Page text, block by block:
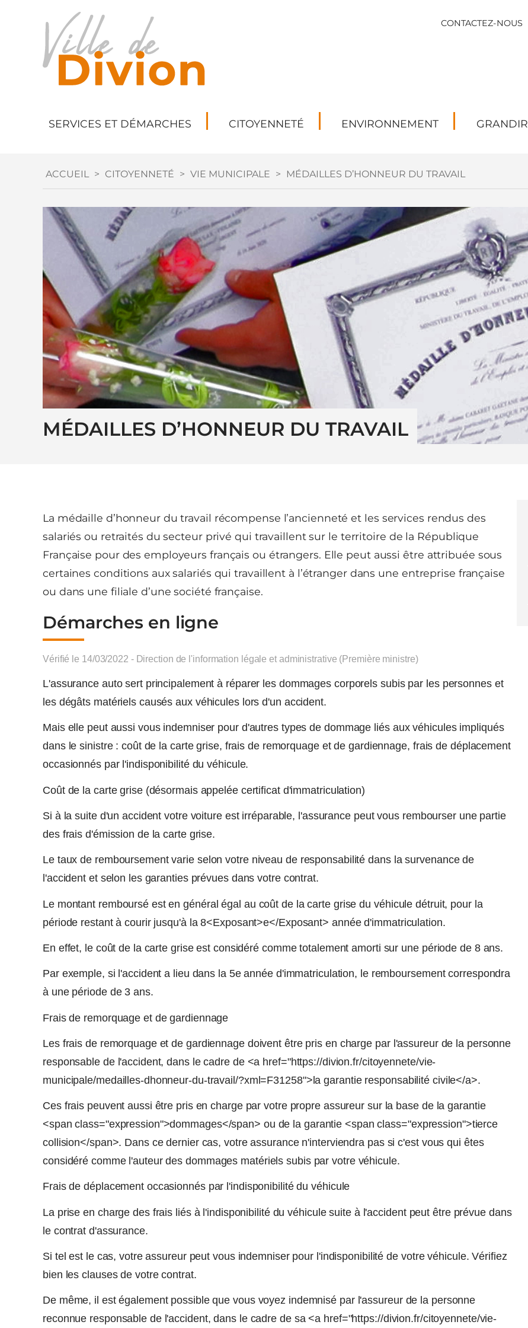
CONTACTEZ-NOUS
SERVICES ET DÉMARCHES CITOYENNETÉ ENVIRONNEMENT GRANDIR
ACCUEIL > CITOYENNETÉ > VIE MUNICIPALE > MÉDAILLES D’HONNEUR DU TRAVAIL
MÉDAILLES D’HONNEUR DU TRAVAIL
La médaille d’honneur du travail récompense l’ancienneté et les services rendus des
salariés ou retraités du secteur privé qui travaillent sur le territoire de la République
Française pour des employeurs français ou étrangers. Elle peut aussi être attribuée sous
certaines conditions aux salariés qui travaillent à l’étranger dans une entreprise française
ou dans une filiale d’une société française.
Démarches en ligne
Vérifié le 14/03/2022 - Direction de l'information légale et administrative (Première ministre)
L'assurance auto sert principalement à réparer les dommages corporels subis par les personnes et
les dégâts matériels causés aux véhicules lors d'un accident.
Mais elle peut aussi vous indemniser pour d'autres types de dommage liés aux véhicules impliqués
dans le sinistre : coût de la carte grise, frais de remorquage et de gardiennage, frais de déplacement
occasionnés par l'indisponibilité du véhicule.
Coût de la carte grise (désormais appelée certificat d'immatriculation)
Si à la suite d'un accident votre voiture est irréparable, l'assurance peut vous rembourser une partie
des frais d'émission de la carte grise.
Le taux de remboursement varie selon votre niveau de responsabilité dans la survenance de
l'accident et selon les garanties prévues dans votre contrat.
Le montant remboursé est en général égal au coût de la carte grise du véhicule détruit, pour la
période restant à courir jusqu'à la 8<Exposant>e</Exposant> année d'immatriculation.
En effet, le coût de la carte grise est considéré comme totalement amorti sur une période de 8 ans.
Par exemple, si l'accident a lieu dans la 5e année d'immatriculation, le remboursement correspondra
à une période de 3 ans.
Frais de remorquage et de gardiennage
Les frais de remorquage et de gardiennage doivent être pris en charge par l'assureur de la personne
responsable de l'accident, dans le cadre de <a href="https://divion.fr/citoyennete/vie-
municipale/medailles-dhonneur-du-travail/?xml=F31258">la garantie responsabilité civile</a>.
Ces frais peuvent aussi être pris en charge par votre propre assureur sur la base de la garantie
<span class="expression">dommages</span> ou de la garantie <span class="expression">tierce
collision</span>. Dans ce dernier cas, votre assurance n'interviendra pas si c'est vous qui êtes
considéré comme l'auteur des dommages matériels subis par votre véhicule.
Frais de déplacement occasionnés par l'indisponibilité du véhicule
La prise en charge des frais liés à l'indisponibilité du véhicule suite à l'accident peut être prévue dans
le contrat d'assurance.
Si tel est le cas, votre assureur peut vous indemniser pour l'indisponibilité de votre véhicule. Vérifiez
bien les clauses de votre contrat.
De même, il est également possible que vous voyez indemnisé par l'assureur de la personne
reconnue responsable de l'accident, dans le cadre de sa <a href="https://divion.fr/citoyennete/vie-